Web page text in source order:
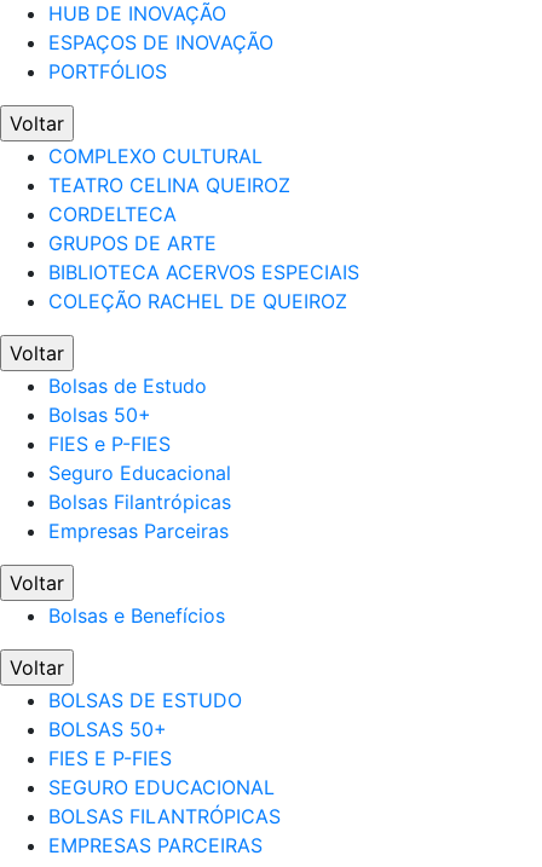
HUB DE INOVAÇÃO
ESPAÇOS DE INOVAÇÃO
PORTFÓLIOS
Voltar
COMPLEXO CULTURAL
TEATRO CELINA QUEIROZ
CORDELTECA
GRUPOS DE ARTE
BIBLIOTECA ACERVOS ESPECIAIS
COLEÇÃO RACHEL DE QUEIROZ
Voltar
Bolsas de Estudo
Bolsas 50+
FIES e P-FIES
Seguro Educacional
Bolsas Filantrópicas
Empresas Parceiras
Voltar
Bolsas e Benefícios
Voltar
BOLSAS DE ESTUDO
BOLSAS 50+
FIES E P-FIES
SEGURO EDUCACIONAL
BOLSAS FILANTRÓPICAS
EMPRESAS PARCEIRAS